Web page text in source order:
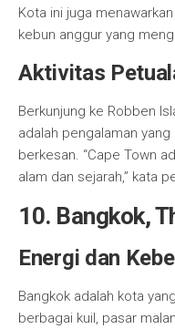
Kota ini juga
kebun anggur yang
Aktivitas
Berkunjung ke Robben
adalah pengalaman
berkesan. “Cape Town
alam dan sejarah,” kata
10. Bangkok,
Energi dan
Bangkok adalah kota
berbagai kuil, pasar